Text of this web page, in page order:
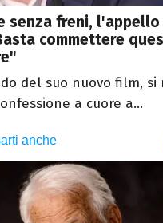
senza freni,
commettere
del suo nuovo film, si
a cuore a...